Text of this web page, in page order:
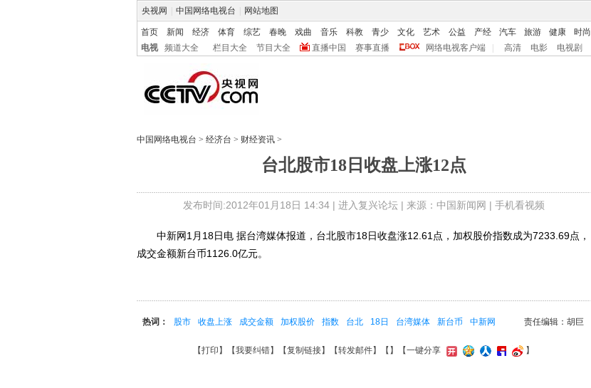
央视网 中国网络电视台 网站地图
首页 新闻 经济 体育 综艺 春晚 戏曲 音乐 科教 青少 文化 艺术 公益 产经 汽车 旅游 健康 时尚
电视
频道大全 栏目大全 节目大全 直播中国 赛事直播 网络电视客户端 高清 电影 电视剧
中国网络电视台 > 经济台 > 财经资讯 >
台北股市18日收盘上涨12点
发布时间:2012年01月18日 14:34 | 进入复兴论坛| 来源：中国新闻网 | 手机看视频
中新网1月18日电 据台湾媒体报道，台北股市18日收盘涨12.61点，加权股价指数成为7233.69点，
成交金额新台币1126.0亿元。
责任编辑：胡巨
热词： 股市 收盘上涨 成交金额 加权股价 指数 台北 18日 台湾媒体 新台币 中新网
【打印 】【我要纠错】【复制链接】【转发邮件】【 】 【一键分享 】